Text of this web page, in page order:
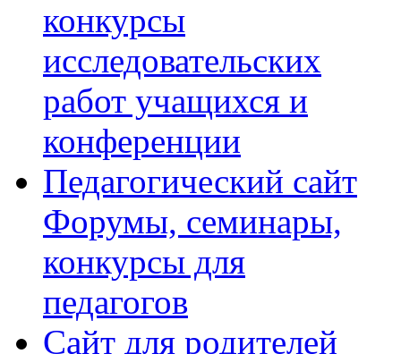
конкурсы
исследовательских
работ учащихся и
конференции
Педагогический сайт
Форумы, семинары,
конкурсы для
педагогов
Сайт для родителей